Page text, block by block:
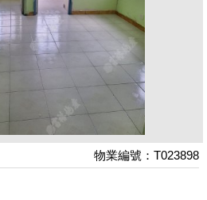
物業編號：T023898